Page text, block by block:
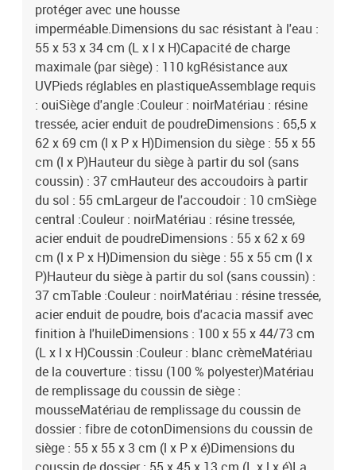
protéger avec une housse
imperméable.Dimensions du sac résistant à l'eau :
55 x 53 x 34 cm (L x l x H)Capacité de charge
maximale (par siège) : 110 kgRésistance aux
UVPieds réglables en plastiqueAssemblage requis
: ouiSiège d'angle :Couleur : noirMatériau : résine
tressée, acier enduit de poudreDimensions : 65,5 x
62 x 69 cm (l x P x H)Dimension du siège : 55 x 55
cm (l x P)Hauteur du siège à partir du sol (sans
coussin) : 37 cmHauteur des accoudoirs à partir
du sol : 55 cmLargeur de l'accoudoir : 10 cmSiège
central :Couleur : noirMatériau : résine tressée,
acier enduit de poudreDimensions : 55 x 62 x 69
cm (l x P x H)Dimension du siège : 55 x 55 cm (l x
P)Hauteur du siège à partir du sol (sans coussin) :
37 cmTable :Couleur : noirMatériau : résine tressée,
acier enduit de poudre, bois d'acacia massif avec
finition à l'huileDimensions : 100 x 55 x 44/73 cm
(L x l x H)Coussin :Couleur : blanc crèmeMatériau
de la couverture : tissu (100 % polyester)Matériau
de remplissage du coussin de siège :
mousseMatériau de remplissage du coussin de
dossier : fibre de cotonDimensions du coussin de
siège : 55 x 55 x 3 cm (l x P x é)Dimensions du